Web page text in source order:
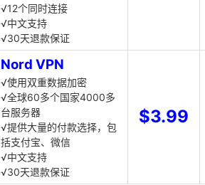
√12个同时连接
√中文支持
√30天退款保证
Nord VPN
√使用双重数据加密
√全球60多个国家4000多
台服务器
√提供大量的付款选择，包
括支付宝、微信
√中文支持
√30天退款保证
$3.99